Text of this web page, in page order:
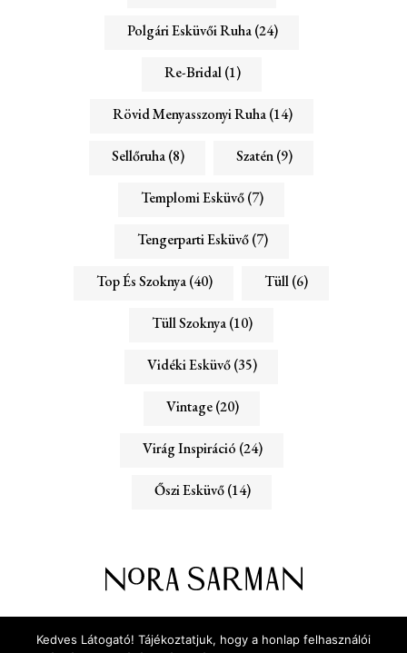
Polgári Esküvői Ruha(24)
Re-Bridal(1)
Rövid Menyasszonyi Ruha(14)
Sellőruha(8) Szatén(9)
Templomi Esküvő(7)
Tengerparti Esküvő(7)
Top És Szoknya(40) Tüll(6)
Tüll Szoknya(10)
Vidéki Esküvő(35)
Vintage(20)
Virág Inspiráció (24)
Őszi Esküvő(14)
Kedves Látogató! Tájékoztatjuk, hogy a honlap felhasználói